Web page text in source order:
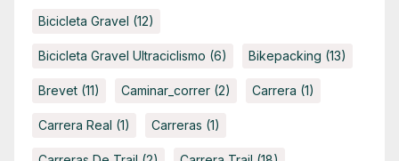
Bicicleta Gravel (12)
Bicicleta Gravel Ultraciclismo (6) Bikepacking (13)
Brevet (11) Caminar_correr (2) Carrera (1)
Carrera Real (1) Carreras (1)